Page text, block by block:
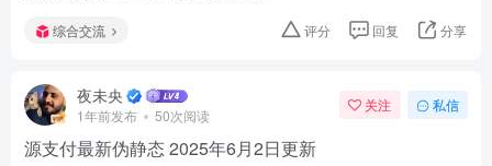
综合交流 评分 回复 分享
夜未央
1年前发布 50次阅读
关注 私信
源支付最新伪静态 2025年6月2日更新